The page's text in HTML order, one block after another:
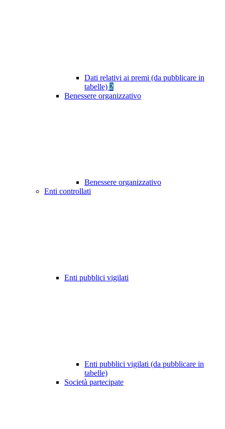
Dati relativi ai premi (da pubblicare in
tabelle) 2
Benessere organizzativo
Benessere organizzativo
Enti controllati
Enti pubblici vigilati
Enti pubblici vigilati (da pubblicare in
tabelle)
Società partecipate